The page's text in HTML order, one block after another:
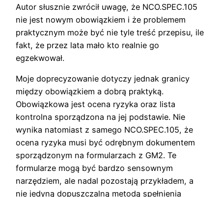
Autor słusznie zwrócił uwagę, że NCO.SPEC.105
nie jest nowym obowiązkiem i że problemem
praktycznym może być nie tyle treść przepisu, ile
fakt, że przez lata mało kto realnie go
egzekwował.
Moje doprecyzowanie dotyczy jednak granicy
między obowiązkiem a dobrą praktyką.
Obowiązkowa jest ocena ryzyka oraz lista
kontrolna sporządzona na jej podstawie. Nie
wynika natomiast z samego NCO.SPEC.105, że
ocena ryzyka musi być odrębnym dokumentem
sporządzonym na formularzach z GM2. Te
formularze mogą być bardzo sensownym
narzędziem, ale nadal pozostają przykładem, a
nie jedyną dopuszczalną metodą spełnienia